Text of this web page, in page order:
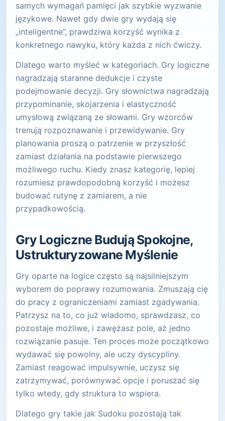
samych wymagań pamięci jak szybkie wyzwanie
językowe. Nawet gdy dwie gry wydają się
„inteligentne”, prawdziwa korzyść wynika z
konkretnego nawyku, który każda z nich ćwiczy.
Dlatego warto myśleć w kategoriach. Gry logiczne
nagradzają staranne dedukcje i czyste
podejmowanie decyzji. Gry słownictwa nagradzają
przypominanie, skojarzenia i elastyczność
umysłową związaną ze słowami. Gry wzorców
trenują rozpoznawanie i przewidywanie. Gry
planowania proszą o patrzenie w przyszłość
zamiast działania na podstawie pierwszego
możliwego ruchu. Kiedy znasz kategorię, lepiej
rozumiesz prawdopodobną korzyść i możesz
budować rutynę z zamiarem, a nie
przypadkowością.
Gry Logiczne Budują Spokojne,
Ustrukturyzowane Myślenie
Gry oparte na logice często są najsilniejszym
wyborem do poprawy rozumowania. Zmuszają cię
do pracy z ograniczeniami zamiast zgadywania.
Patrzysz na to, co już wiadomo, sprawdzasz, co
pozostaje możliwe, i zawężasz pole, aż jedno
rozwiązanie pasuje. Ten proces może początkowo
wydawać się powolny, ale uczy dyscypliny.
Zamiast reagować impulsywnie, uczysz się
zatrzymywać, porównywać opcje i poruszać się
tylko wtedy, gdy struktura to wspiera.
Dlatego gry takie jak Sudoku pozostają tak